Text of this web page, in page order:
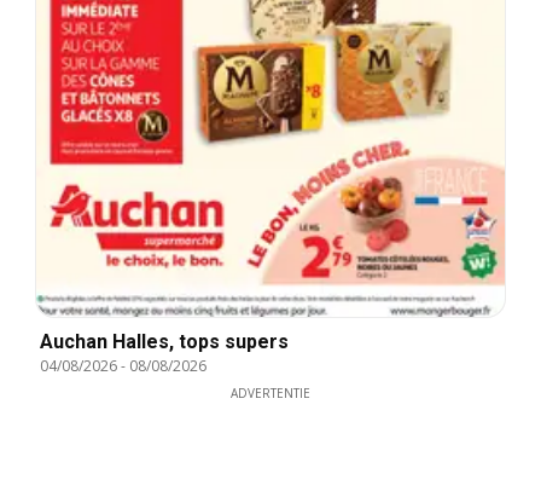
Auchan Halles, tops supers
04/08/2026- 08/08/2026
ADVERTENTIE